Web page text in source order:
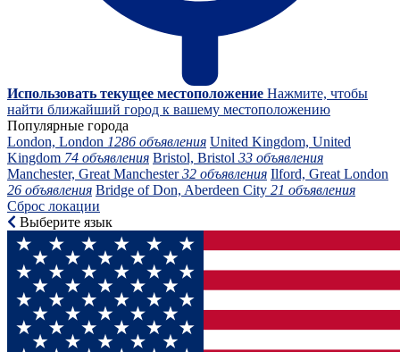
Использовать текущее местоположение Нажмите, чтобы
найти ближайший город к вашему местоположению
Популярные города
London, London 1286 объявления United Kingdom, United
Kingdom 74 объявления Bristol, Bristol 33 объявления
Manchester, Great Manchester32 объявления Ilford, Great London
26 объявления Bridge of Don, Aberdeen City 21 объявления
Сброс локации
Выберите язык